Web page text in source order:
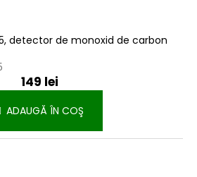
detector de monoxid de carbon
149 lei
ADAUGĂ ÎN COŞ